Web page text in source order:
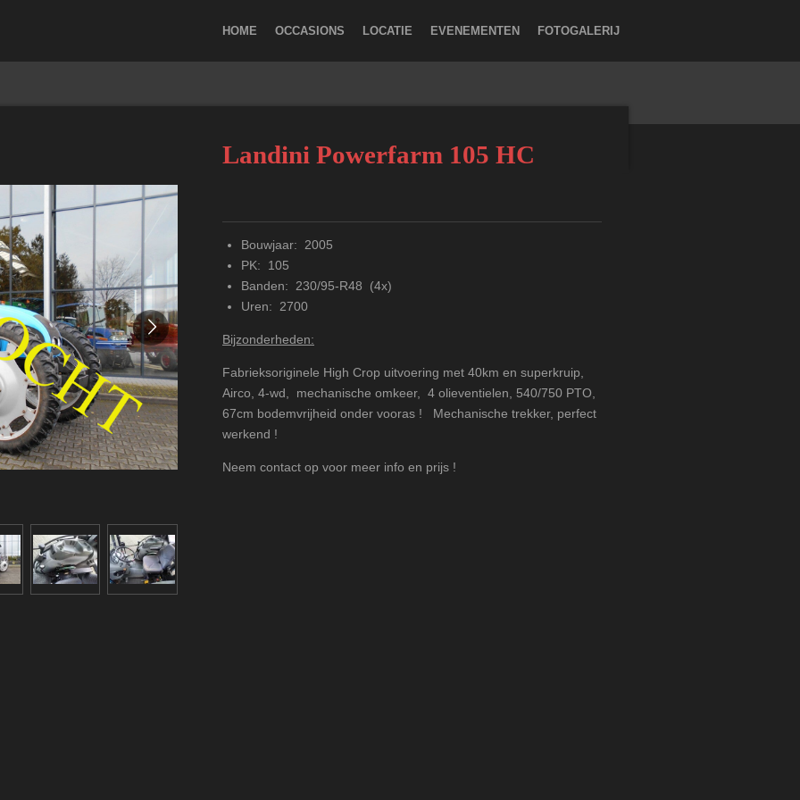
HOME OCCASIONS LOCATIE EVENEMENTEN FOTOGALERIJ
Landini Powerfarm 105 HC
Bouwjaar: 2005
PK: 105
Banden: 230/95-R48 (4x)
Uren: 2700
Bijzonderheden:
Fabrieksoriginele High Crop uitvoering met 40km en superkruip,
Airco, 4-wd, mechanische omkeer, 4 olieventielen, 540/750 PTO,
67cm bodemvrijheid onder vooras ! Mechanische trekker, perfect
werkend !
Neem contact op voor meer info en prijs !